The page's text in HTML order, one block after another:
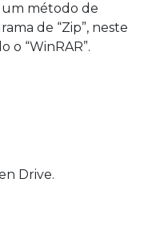
um método de
de “Zip”, neste
o “WinRAR”.
Drive.